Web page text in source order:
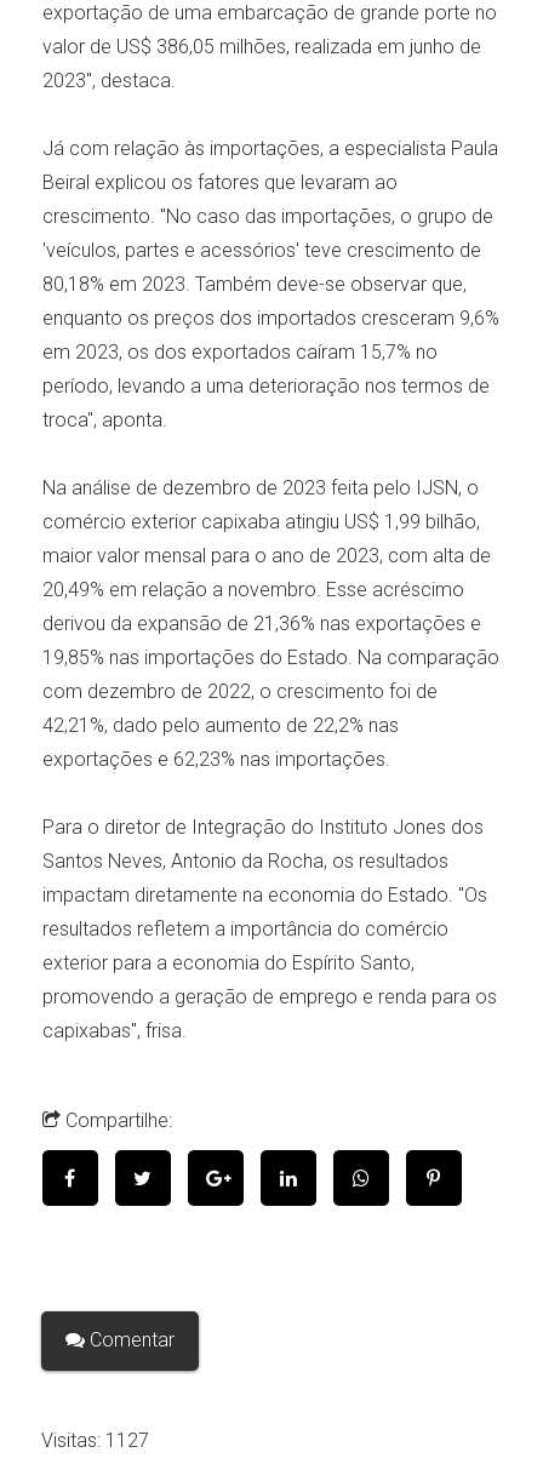
exportação de uma embarcação de grande porte no
valor de US$ 386,05 milhões, realizada em junho de
2023", destaca.
Já com relação às importações, a especialista Paula
Beiral explicou os fatores que levaram ao
crescimento. "No caso das importações, o grupo de
'veículos, partes e acessórios' teve crescimento de
80,18% em 2023. Também deve-se observar que,
enquanto os preços dos importados cresceram 9,6%
em 2023, os dos exportados caíram 15,7% no
período, levando a uma deterioração nos termos de
troca", aponta.
Na análise de dezembro de 2023 feita pelo IJSN, o
comércio exterior capixaba atingiu US$ 1,99 bilhão,
maior valor mensal para o ano de 2023, com alta de
20,49% em relação a novembro. Esse acréscimo
derivou da expansão de 21,36% nas exportações e
19,85% nas importações do Estado. Na comparação
com dezembro de 2022, o crescimento foi de
42,21%, dado pelo aumento de 22,2% nas
exportações e 62,23% nas importações.
Para o diretor de Integração do Instituto Jones dos
Santos Neves, Antonio da Rocha, os resultados
impactam diretamente na economia do Estado. "Os
resultados refletem a importância do comércio
exterior para a economia do Espírito Santo,
promovendo a geração de emprego e renda para os
capixabas", frisa.
Compartilhe:
Comentar
Visitas:1127